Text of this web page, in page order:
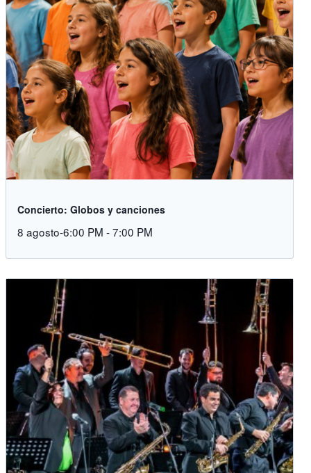
Concierto: Globos y canciones
8 agosto-6:00 PM -7:00 PM